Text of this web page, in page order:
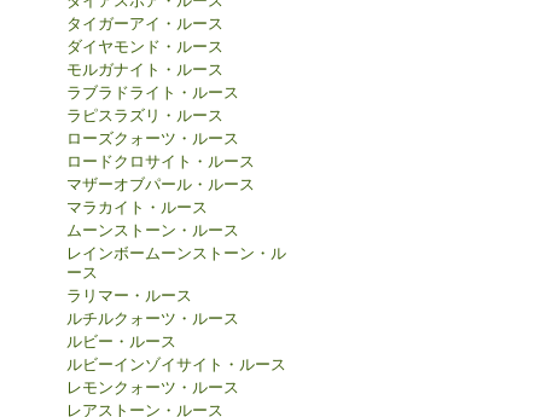
タイガーアイ・ルース
ダイヤモンド・ルース
モルガナイト・ルース
ラブラドライト・ルース
ラピスラズリ・ルース
ローズクォーツ・ルース
ロードクロサイト・ルース
マザーオブパール・ルース
マラカイト・ルース
ムーンストーン・ルース
レインボームーンストーン・ル
ース
ラリマー・ルース
ルチルクォーツ・ルース
ルビー・ルース
ルビーインゾイサイト・ルース
レモンクォーツ・ルース
レアストーン・ルース